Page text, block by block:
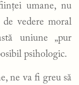
umane, nu
vedere moral
uniune „pur
psihologic.
ne va fi greu să